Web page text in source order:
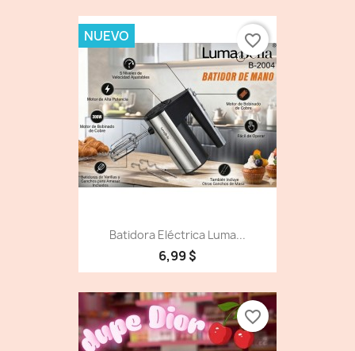
Batidora Eléctrica Luma...
6,99 $
NUEVO favorite_border
favorite_border